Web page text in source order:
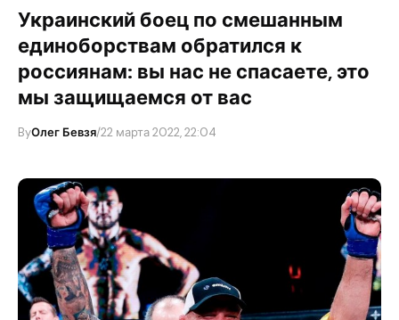
Украинский боец по смешанным
единоборствам обратился к
россиянам: вы нас не спасаете, это
мы защищаемся от вас
ByОлег Бевзя/22 марта 2022, 22:04